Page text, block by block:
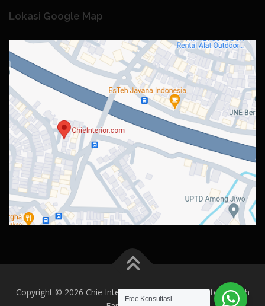
Lokasi Google Map
Copyright © 2026 Chie Interior Design–OnePresstema oleh
Free Konsultasi